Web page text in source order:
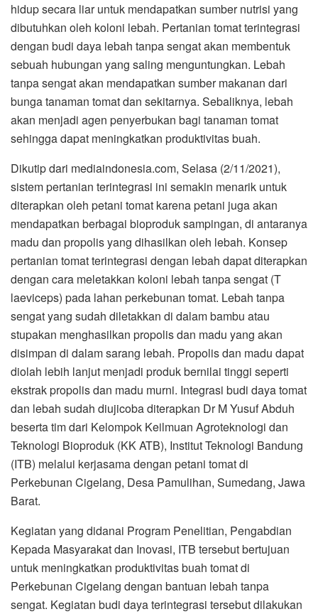
hidup secara liar untuk mendapatkan sumber nutrisi yang
dibutuhkan oleh koloni lebah. Pertanian tomat terintegrasi
dengan budi daya lebah tanpa sengat akan membentuk
sebuah hubungan yang saling menguntungkan. Lebah
tanpa sengat akan mendapatkan sumber makanan dari
bunga tanaman tomat dan sekitarnya. Sebaliknya, lebah
akan menjadi agen penyerbukan bagi tanaman tomat
sehingga dapat meningkatkan produktivitas buah.
Dikutip dari mediaindonesia.com, Selasa (2/11/2021),
sistem pertanian terintegrasi ini semakin menarik untuk
diterapkan oleh petani tomat karena petani juga akan
mendapatkan berbagai bioproduk sampingan, di antaranya
madu dan propolis yang dihasilkan oleh lebah. Konsep
pertanian tomat terintegrasi dengan lebah dapat diterapkan
dengan cara meletakkan koloni lebah tanpa sengat (T
laeviceps) pada lahan perkebunan tomat. Lebah tanpa
sengat yang sudah diletakkan di dalam bambu atau
stupakan menghasilkan propolis dan madu yang akan
disimpan di dalam sarang lebah. Propolis dan madu dapat
diolah lebih lanjut menjadi produk bernilai tinggi seperti
ekstrak propolis dan madu murni. Integrasi budi daya tomat
dan lebah sudah diujicoba diterapkan Dr M Yusuf Abduh
beserta tim dari Kelompok Keilmuan Agroteknologi dan
Teknologi Bioproduk (KK ATB), Institut Teknologi Bandung
(ITB) melalui kerjasama dengan petani tomat di
Perkebunan Cigelang, Desa Pamulihan, Sumedang, Jawa
Barat.
Kegiatan yang didanai Program Penelitian, Pengabdian
Kepada Masyarakat dan Inovasi, ITB tersebut bertujuan
untuk meningkatkan produktivitas buah tomat di
Perkebunan Cigelang dengan bantuan lebah tanpa
sengat. Kegiatan budi daya terintegrasi tersebut dilakukan